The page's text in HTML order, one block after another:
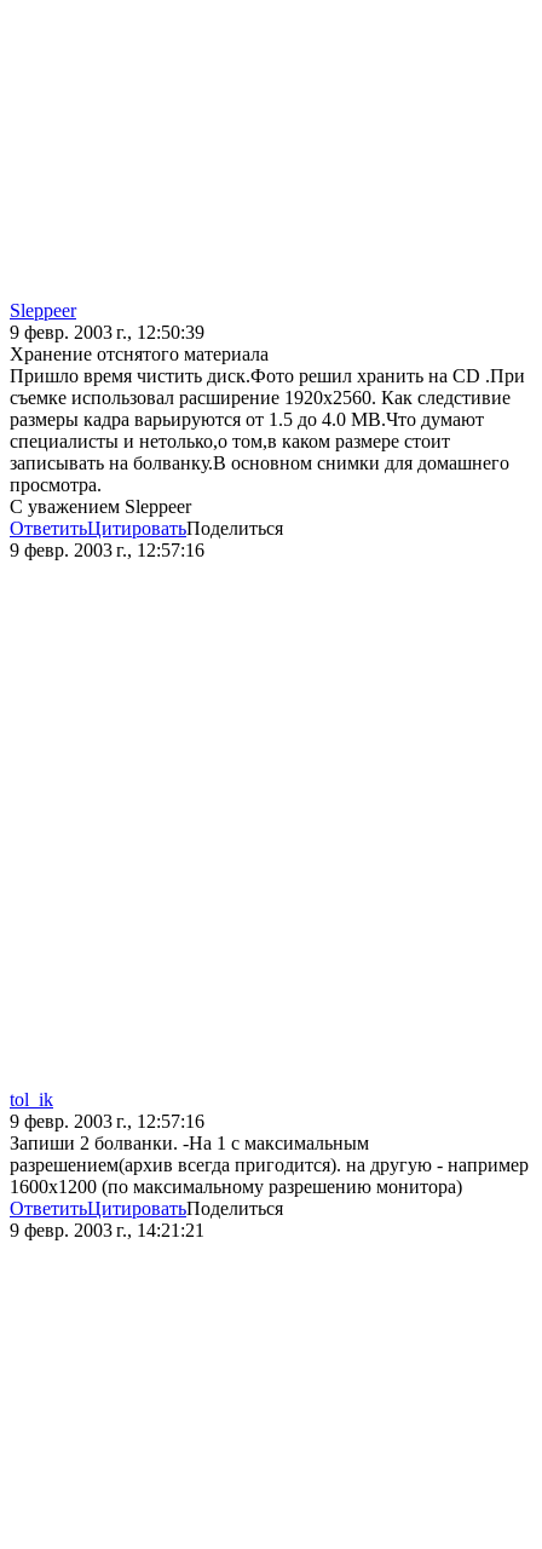
Sleppeer
9 февр. 2003 г., 12:50:39
Хранение отснятого материала
Пришло время чистить диск.Фото решил хранить на CD .При
съемке использовал расширение 1920х2560. Как следстивие
размеры кадра варьируются от 1.5 до 4.0 МВ.Что думают
специалисты и нетолько,о том,в каком размере стоит
записывать на болванку.В основном снимки для домашнего
просмотра.
С уважением Sleppeer
ОтветитьЦитироватьПоделиться
9 февр. 2003 г., 12:57:16
tol_ik
9 февр. 2003 г., 12:57:16
Запиши 2 болванки. -На 1 с максимальным
разрешением(архив всегда пригодится). на другую - например
1600х1200 (по максимальному разрешению монитора)
ОтветитьЦитироватьПоделиться
9 февр. 2003 г., 14:21:21